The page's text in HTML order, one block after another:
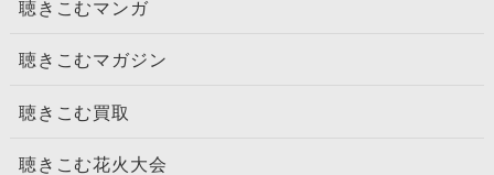
聴きこむマンガ
聴きこむマガジン
聴きこむ買取
聴きこむ花火大会